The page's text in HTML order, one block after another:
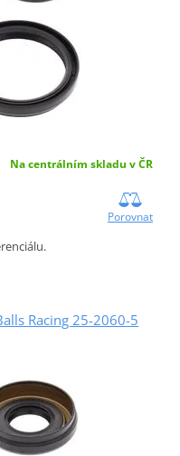
Na centrálním skladu v ČR
Porovnat
Racing 25-2060-5